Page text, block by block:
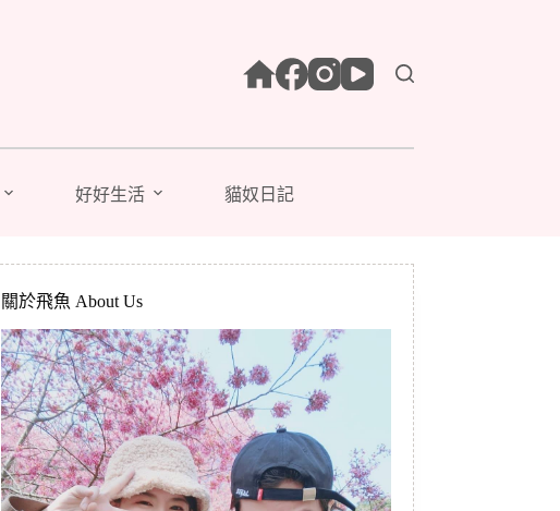
好好生活 貓奴日記
關於飛魚 About Us